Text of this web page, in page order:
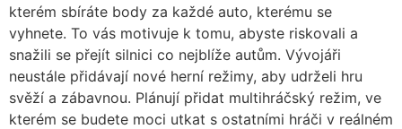
kterém sbíráte body za každé auto, kterému se
vyhnete. To vás motivuje k tomu, abyste riskovali a
snažili se přejít silnici co nejblíže autům. Vývojáři
neustále přidávají nové herní režimy, aby udrželi hru
svěží a zábavnou. Plánují přidat multihráčský režim, ve
kterém se budete moci utkat s ostatními hráči v reálném